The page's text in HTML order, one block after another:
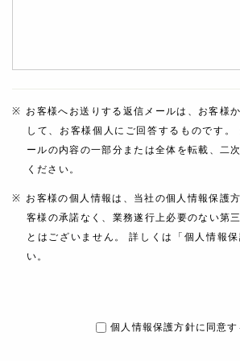
お客様へお送りする返信メールは、お客様
して、お客様個人にご回答するものです。
ールの内容の一部分または全体を転載、二
ください。
お客様の個人情報は、当社の個人情報保護
客様の承諾なく、業務遂行上必要のない第
とはございません。 詳しくは「個人情報
い。
個人情報保護方針に同意す